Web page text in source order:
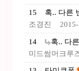
15
혹.. 다른
조경진
14
혹.. 다
미드썸머크루